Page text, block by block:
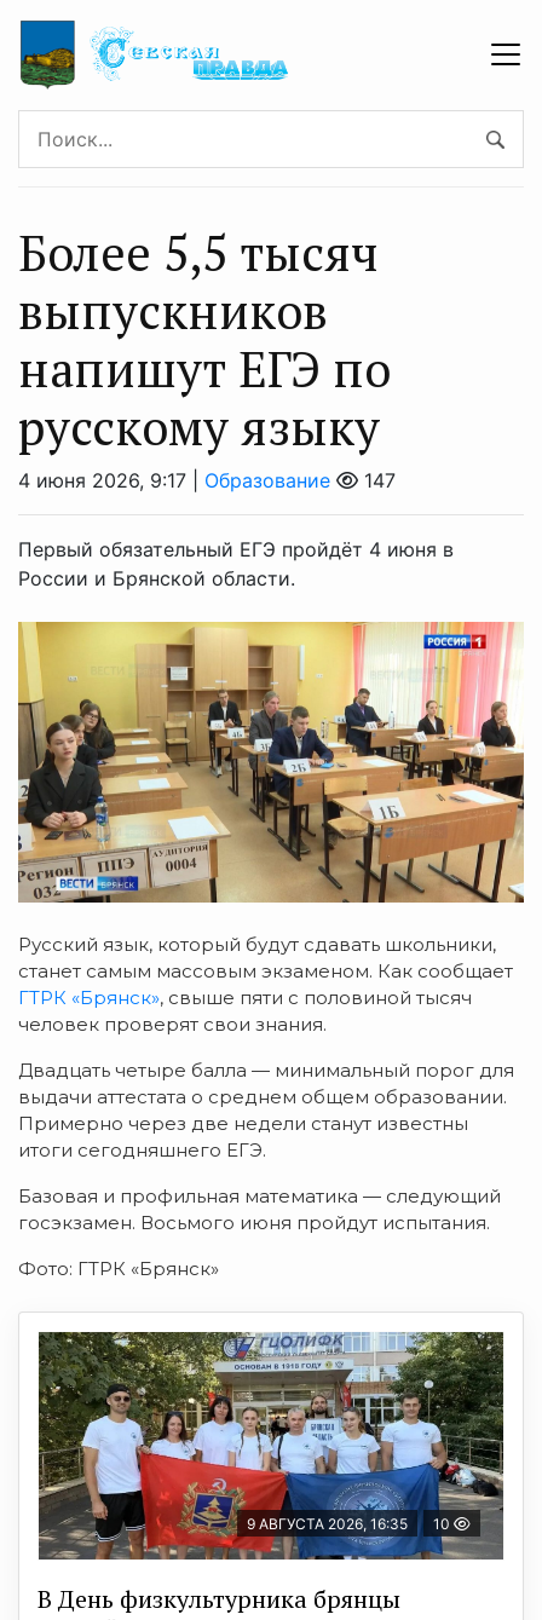
Более 5,5 тысяч
выпускников
напишут ЕГЭ по
русскому языку
4 июня 2026, 9:17 | Образование 147
Первый обязательный ЕГЭ пройдёт 4 июня в
России и Брянской области.
Русский язык, который будут сдавать школьники,
станет самым массовым экзаменом. Как сообщает
ГТРК «Брянск», свыше пяти с половиной тысяч
человек проверят свои знания.
Двадцать четыре балла — минимальный порог для
выдачи аттестата о среднем общем образовании.
Примерно через две недели станут известны
итоги сегодняшнего ЕГЭ.
Базовая и профильная математика — следующий
госэкзамен. Восьмого июня пройдут испытания.
Фото: ГТРК «Брянск»
9 АВГУСТА 2026, 16:35 10
В День физкультурника брянцы